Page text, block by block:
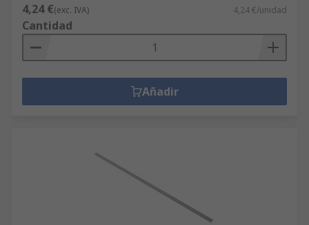
4,24 €(exc. IVA) 4,24 €/unidad
Cantidad
Añadir